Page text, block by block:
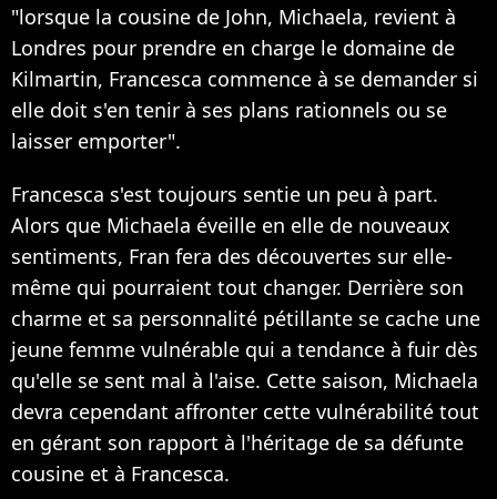
"lorsque la cousine de John, Michaela, revient à
Londres pour prendre en charge le domaine de
Kilmartin, Francesca commence à se demander si
elle doit s'en tenir à ses plans rationnels ou se
laisser emporter".
Francesca s'est toujours sentie un peu à part.
Alors que Michaela éveille en elle de nouveaux
sentiments, Fran fera des découvertes sur elle-
même qui pourraient tout changer. Derrière son
charme et sa personnalité pétillante se cache une
jeune femme vulnérable qui a tendance à fuir dès
qu'elle se sent mal à l'aise. Cette saison, Michaela
devra cependant affronter cette vulnérabilité tout
en gérant son rapport à l'héritage de sa défunte
cousine et à Francesca.